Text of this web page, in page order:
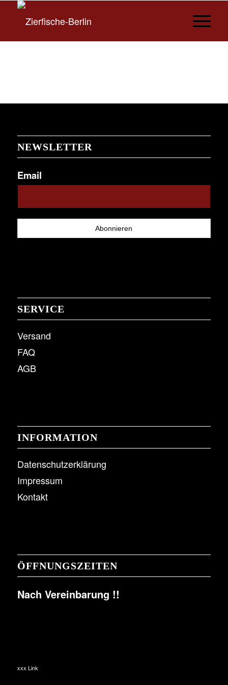
NEWSLETTER
Email
SERVICE
Versand
FAQ
AGB
INFORMATION
Datenschutzerklärung
Impressum
Kontakt
ÖFFNUNGSZEITEN
Nach Vereinbarung !!
xxx Link